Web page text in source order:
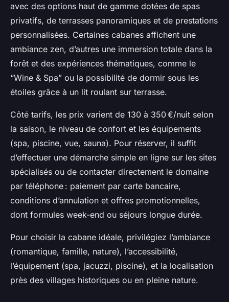
avec des options haut de gamme dotées de spas
privatifs, de terrasses panoramiques et de prestations
personnalisées. Certaines cabanes affichent une
ambiance zen, d’autres une immersion totale dans la
forêt et des expériences thématiques, comme le
“Wine & Spa” ou la possibilité de dormir sous les
étoiles grâce à un lit roulant sur terrasse.
Côté tarifs, les prix varient de 130 à 350 €/nuit selon
la saison, le niveau de confort et les équipements
(spa, piscine, vue, sauna). Pour réserver, il suffit
d’effectuer une démarche simple en ligne sur les sites
spécialisés ou de contacter directement le domaine
par téléphone : paiement par carte bancaire,
conditions d’annulation et offres promotionnelles,
dont formules week-end ou séjours longue durée.
Pour choisir la cabane idéale, privilégiez l’ambiance
(romantique, famille, nature), l’accessibilité,
l’équipement (spa, jacuzzi, piscine), et la localisation
près des villages historiques ou en pleine nature.